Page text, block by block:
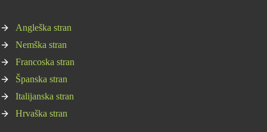
Angleška stran
Nemška stran
Francoska stran
Španska stran
Italijanska stran
Hrvaška stran